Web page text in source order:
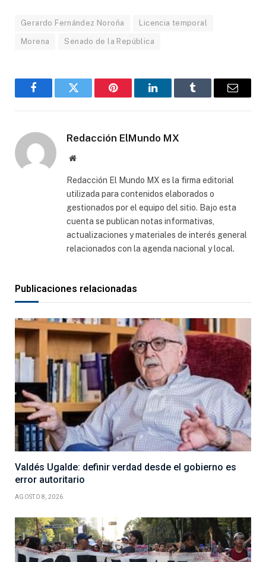
Gerardo Fernández Noroña Licencia temporal
Morena Senado de la República
FacebookGorjeo Pinterest LinkedInTumblr
Correo
Redacción ElMundo MX
Sitio
Redacción El Mundo MX es la firma editorial
utilizada para contenidos elaborados o
gestionados por el equipo del sitio. Bajo esta
cuenta se publican notas informativas,
actualizaciones y materiales de interés general
relacionados con la agenda nacional y local.
Publicaciones relacionadas
Valdés Ugalde: definir verdad desde el gobierno es
error autoritario
AGOSTO 8, 2026